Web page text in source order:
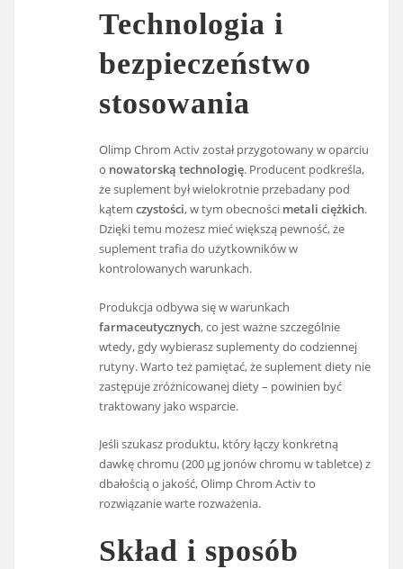
Technologia i
bezpieczeństwo
stosowania
Olimp Chrom Activ został przygotowany w oparciu
o nowatorską technologię. Producent podkreśla,
że suplement był wielokrotnie przebadany pod
kątemczystości, w tym obecności metali ciężkich.
Dzięki temu możesz mieć większą pewność, że
suplement trafia do użytkowników w
kontrolowanych warunkach.
Produkcja odbywa się w warunkach
farmaceutycznych, co jest ważne szczególnie
wtedy, gdy wybierasz suplementy do codziennej
rutyny. Warto też pamiętać, że suplement diety nie
zastępuje zróżnicowanej diety – powinien być
traktowany jako wsparcie.
Jeśli szukasz produktu, który łączy konkretną
dawkę chromu (200 µg jonów chromu w tabletce) z
dbałością o jakość, Olimp Chrom Activ to
rozwiązanie warte rozważenia.
Skład i sposób